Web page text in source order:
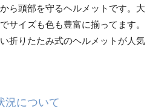
ら頭部を守るヘルメットです。大
サイズも色も豊富に揃ってます。
折りたたみ式のヘルメットが人気
況について